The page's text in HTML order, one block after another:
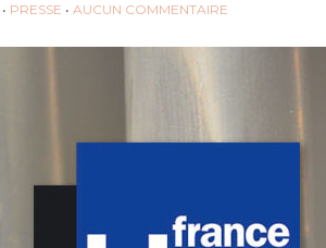
• PRESSE • AUCUN COMMENTAIRE